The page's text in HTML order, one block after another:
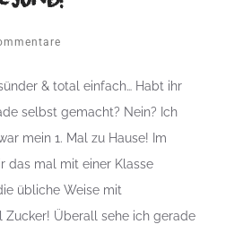
& total einfach… Habt ihr
selbst gemacht? Nein? Ich
mein 1. Mal zu Hause! Im
das mal mit einer Klasse
übliche Weise mit
Zucker! Überall sehe ich gerade